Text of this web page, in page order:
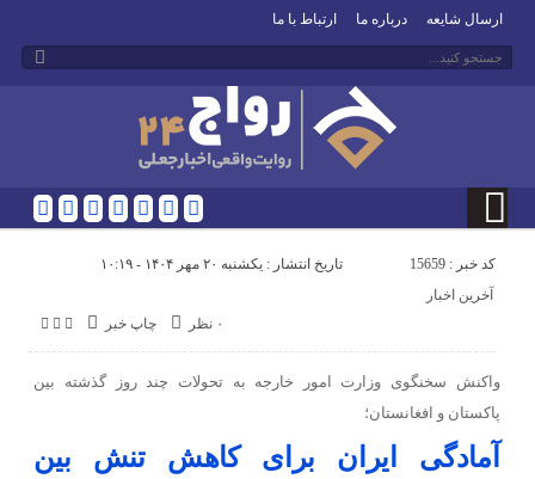
ارسال شایعه درباره ما ارتباط با ما
کد خبر : 15659 تاریخ انتشار : یکشنبه ۲۰ مهر ۱۴۰۴ - ۱۰:۱۹
چاپ خبر ۰ نظر
آخرین اخبار
واکنش سخنگوی وزارت امور خارجه به تحولات چند روز گذشته بین
پاکستان و افغانستان؛
آمادگی ایران برای کاهش تنش بین